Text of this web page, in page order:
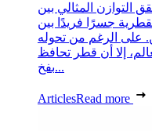
التوازن المثالي بين
جسرًا فريدًا بين
على الرغم من تحوله
إلا أن قطر تحافظ
بفخ...
ArticlesRead more